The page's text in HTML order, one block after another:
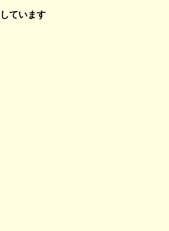
ています